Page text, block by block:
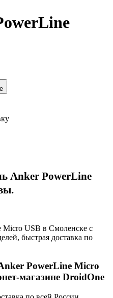
Anker PowerLine
Micro USB в Смоленске с
быстрая доставка по
PowerLine Micro
магазине DroidOne